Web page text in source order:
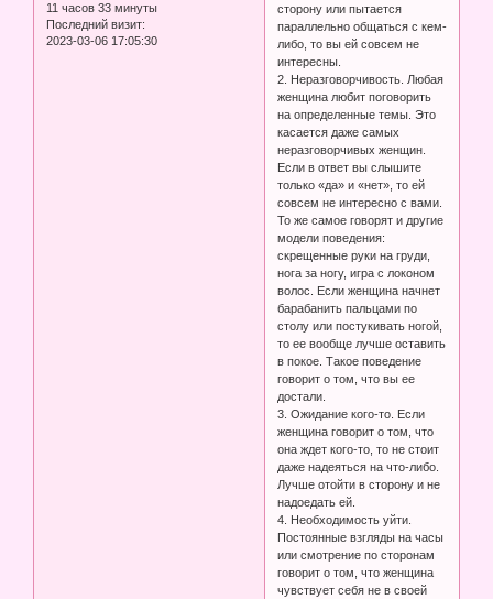
11 часов 33 минуты
Последний визит:
2023-03-06 17:05:30
сторону или пытается
параллельно общаться с кем-
либо, то вы ей совсем не
интересны.
2. Неразговорчивость. Любая
женщина любит поговорить
на определенные темы. Это
касается даже самых
неразговорчивых женщин.
Если в ответ вы слышите
только «да» и «нет», то ей
совсем не интересно с вами.
То же самое говорят и другие
модели поведения:
скрещенные руки на груди,
нога за ногу, игра с локоном
волос. Если женщина начнет
барабанить пальцами по
столу или постукивать ногой,
то ее вообще лучше оставить
в покое. Такое поведение
говорит о том, что вы ее
достали.
3. Ожидание кого-то. Если
женщина говорит о том, что
она ждет кого-то, то не стоит
даже надеяться на что-либо.
Лучше отойти в сторону и не
надоедать ей.
4. Необходимость уйти.
Постоянные взгляды на часы
или смотрение по сторонам
говорит о том, что женщина
чувствует себя не в своей